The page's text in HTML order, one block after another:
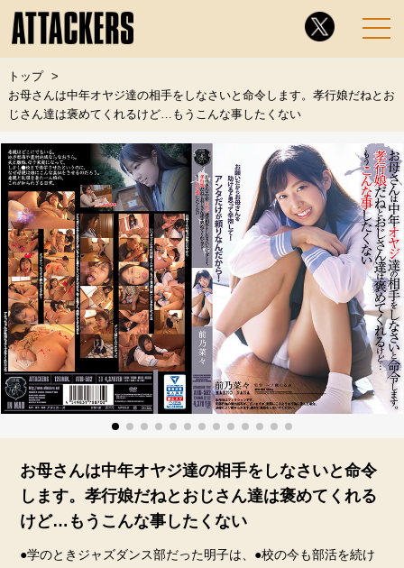
トップ
お母さんは中年オヤジ達の相手をしなさいと命令します。孝行娘だねとお
じさん達は褒めてくれるけど…もうこんな事したくない
お母さんは中年オヤジ達の相手をしなさいと命令
します。孝行娘だねとおじさん達は褒めてくれる
けど…もうこんな事したくない
●学のときジャズダンス部だった明子は、●校の今も部活を続け